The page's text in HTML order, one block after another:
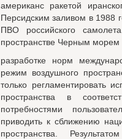
американс ракетой
Персидским заливом в 1988
ПВО российского
пространстве Черным морем
разработке норм
режим воздушного
только регламентировать
пространства в
потребностями
приводить к сближению
пространства.